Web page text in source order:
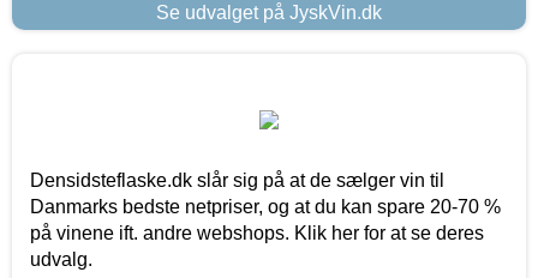
Se udvalget på JyskVin.dk
Densidsteflaske.dk slår sig på at de sælger vin til
Danmarks bedste netpriser, og at du kan spare 20-70 %
på vinene ift. andre webshops. Klik her for at se deres
udvalg.